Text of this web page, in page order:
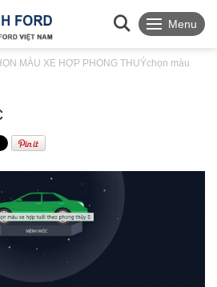
Menu
MÀU XE HỢP PHONG THUỶchọn màu